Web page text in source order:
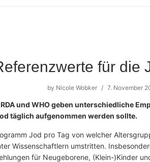
für die
by Nicole Wobker / 7. November
RDA und WHO geben unterschiedliche
täglich aufgenommen werden sollte.
Jod pro Tag von welcher
Wissenschaftlern umstritten.
für Neugeborene, (Klein-)Kinder